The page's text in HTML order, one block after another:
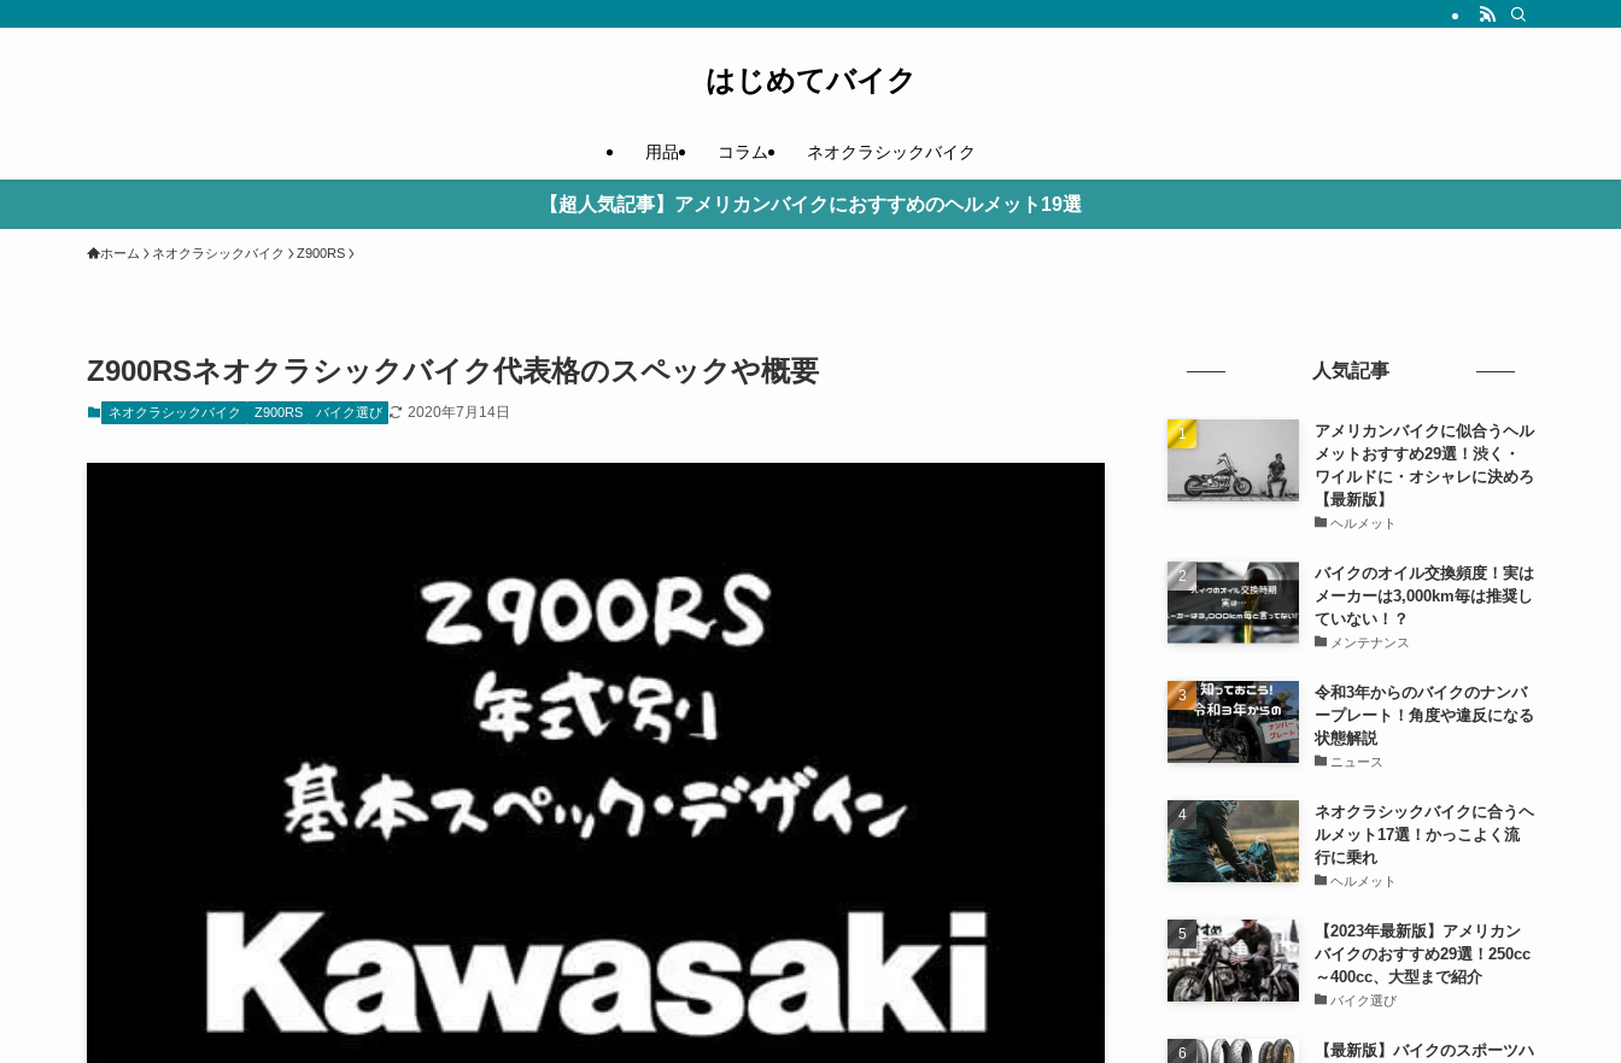
はじめてバイク
用品 コラム ネオクラシックバイク
【超人気記事】アメリカンバイクにおすすめのヘルメット19選
ホーム ネオクラシックバイク Z900RS
Z900RSネオクラシックバイク代表格のスペックや概要
ネオクラシックバイク Z900RS バイク選び 2020年7月14日
人気記事
アメリカンバイクに似合うヘル
メットおすすめ29選！渋く・
ワイルドに・オシャレに決めろ
【最新版】
ヘルメット
バイクのオイル交換頻度！実は
メーカーは3,000km毎は推奨し
ていない！？
メンテナンス
令和3年からのバイクのナンバ
ープレート！角度や違反になる
状態解説
ニュース
ネオクラシックバイクに合うヘ
ルメット17選！かっこよく流
行に乗れ
ヘルメット
【2023年最新版】アメリカン
バイクのおすすめ29選！250cc
～400cc、大型まで紹介
バイク選び
【最新版】バイクのスポーツハ